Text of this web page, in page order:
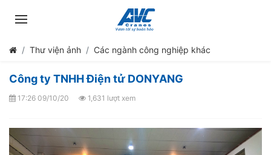
Thư viện ảnh Các ngành công nghiệp khác
Công ty TNHH Điện tử DONYANG
17:26 09/10/20 1,631 lượt xem